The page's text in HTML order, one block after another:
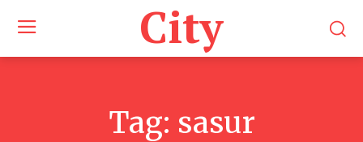
City
Tag: sasur